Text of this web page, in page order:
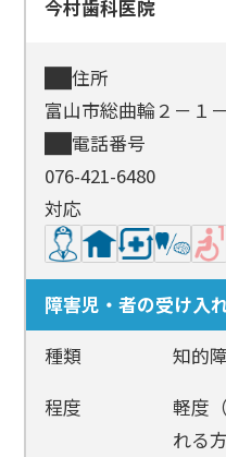
今村歯科医院
住所
富山市総曲輪２－１
電話番号
076-421-6480
対応
障害児・者の受け入
種類
知的
程度
軽度
れる